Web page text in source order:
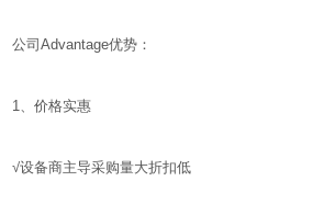
公司Advantage优势：
1、价格实惠
√设备商主导采购量大折扣低